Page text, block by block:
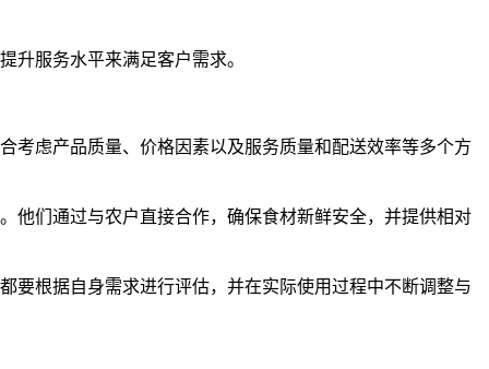
升服务水平来满足客户需求。
考虑产品质量、价格因素以及服务质量和配送效率等多个方
他们通过与农户直接合作，确保食材新鲜安全，并提供相对
要根据自身需求进行评估，并在实际使用过程中不断调整与